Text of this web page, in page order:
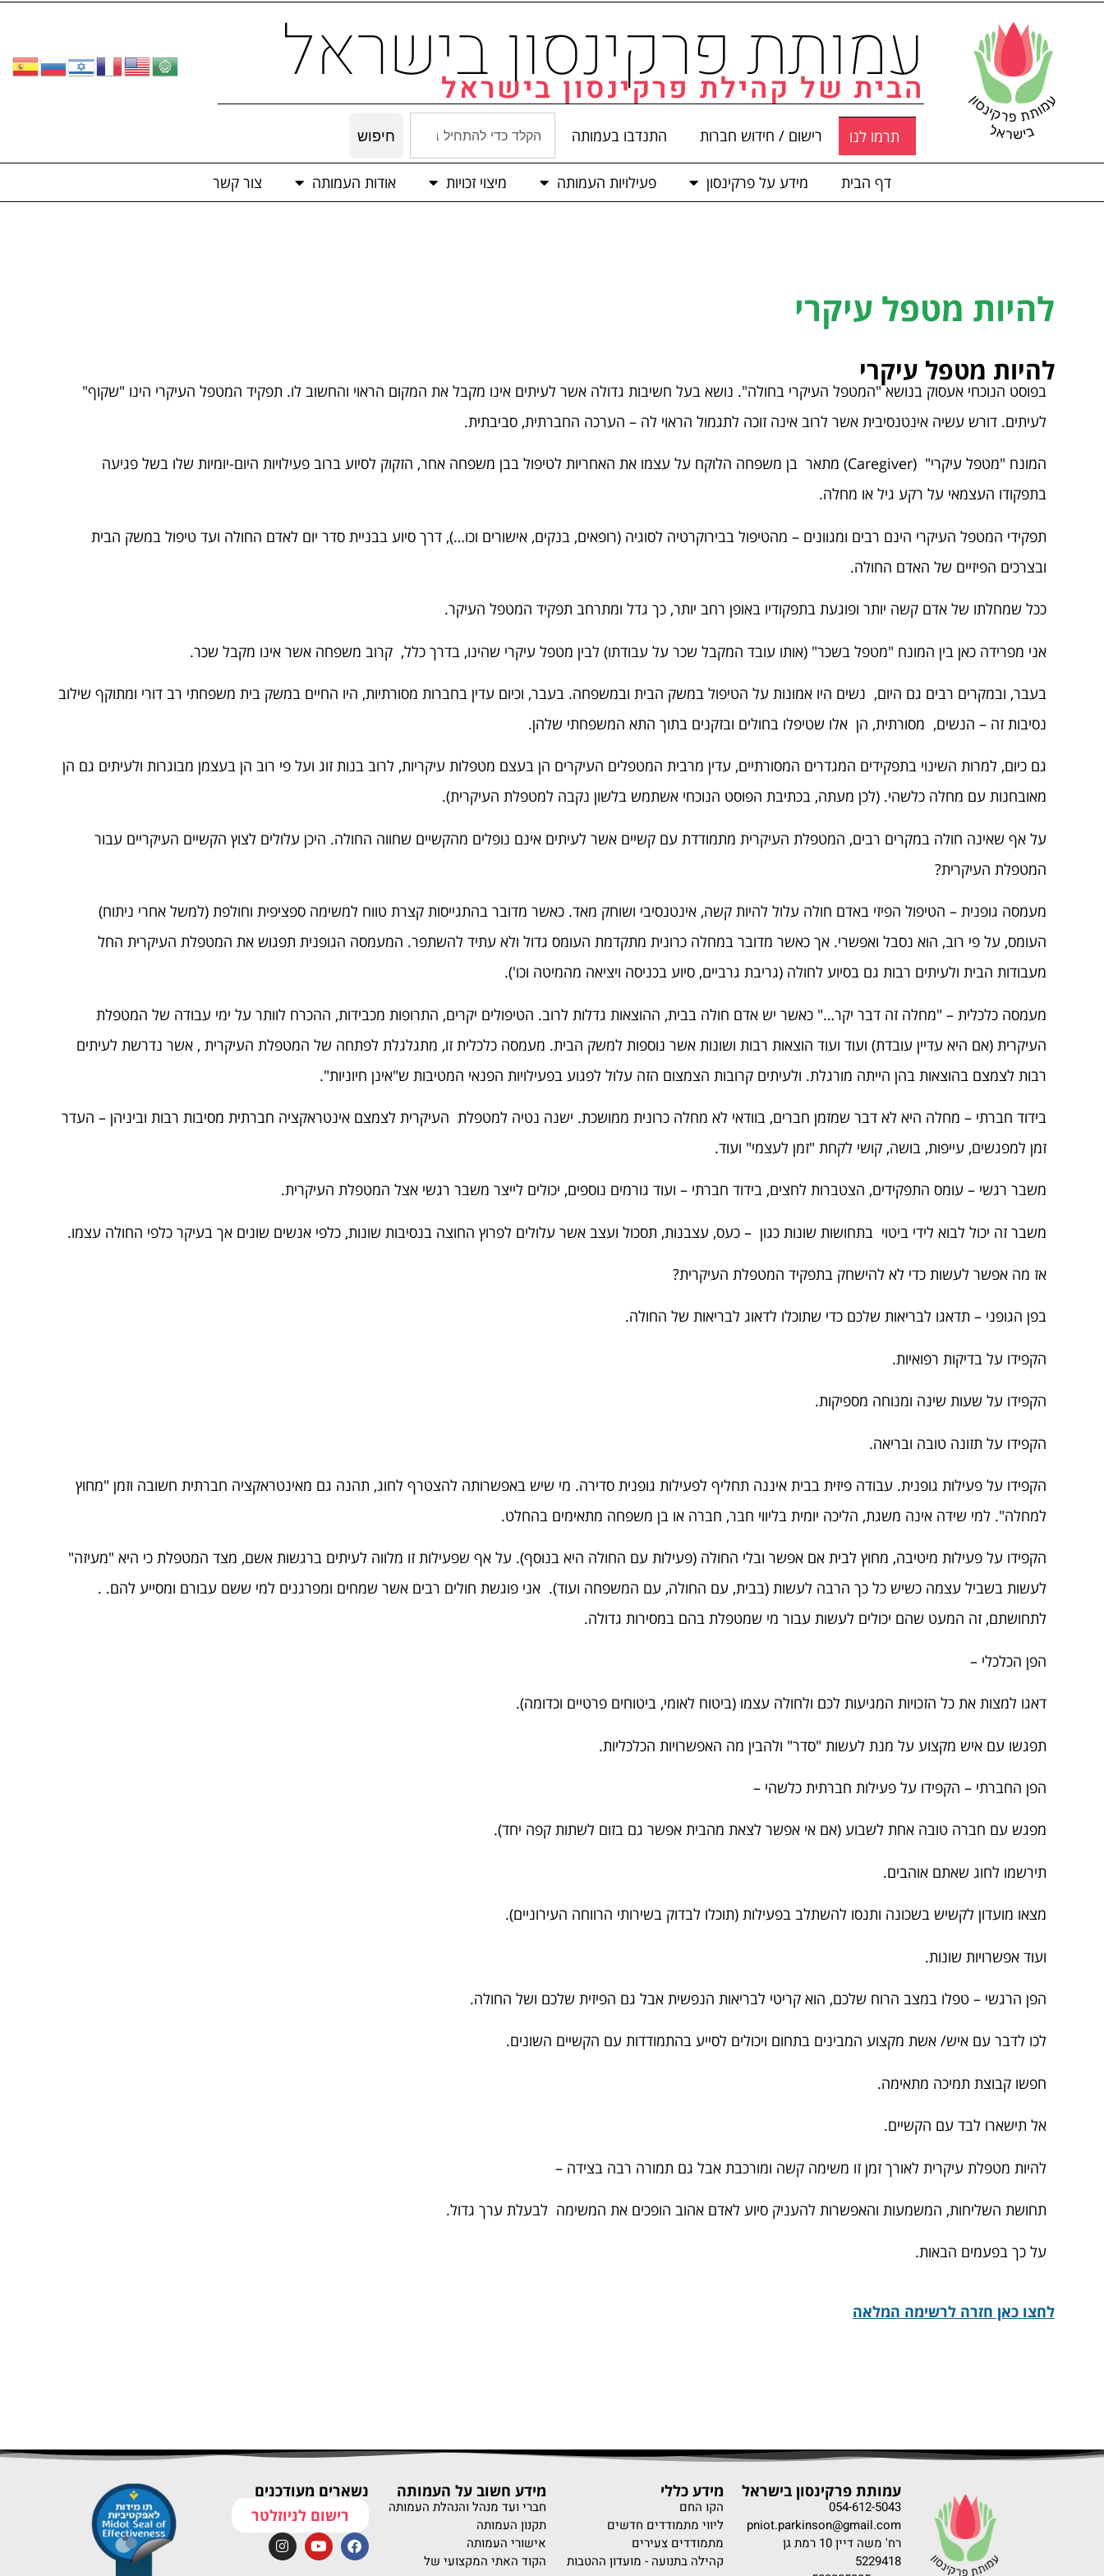
עמותת פרקינסון בישראל
הבית של קהילת פרקינסון בישראל
תרמו לנו רישום / חידוש חברות התנדבו בעמותה חיפוש
דף הבית מידע על פרקינסון פעילויות העמותה מיצוי זכויות אודות העמותה צור קשר
להיות מטפל עיקרי
להיות מטפל עיקרי
בפוסט הנוכחי אעסוק בנושא "המטפל העיקרי בחולה". נושא בעל חשיבות גדולה אשר לעיתים אינו מקבל את המקום הראוי והחשוב לו. תפקיד המטפל העיקרי הינו "שקוף"
לעיתים. דורש עשיה אינטנסיבית אשר לרוב אינה זוכה לתגמול הראוי לה – הערכה החברתית, סביבתית.
המונח "מטפל עיקרי" (Caregiver) מתאר בן משפחה הלוקח על עצמו את האחריות לטיפול בבן משפחה אחר, הזקוק לסיוע ברוב פעילויות היום-יומיות שלו בשל פגיעה
בתפקודו העצמאי על רקע גיל או מחלה.
תפקידי המטפל העיקרי הינם רבים ומגוונים – מהטיפול בבירוקרטיה לסוגיה (רופאים, בנקים, אישורים וכו…), דרך סיוע בבניית סדר יום לאדם החולה ועד טיפול במשק הבית
ובצרכים הפיזיים של האדם החולה.
ככל שמחלתו של אדם קשה יותר ופוגעת בתפקודיו באופן רחב יותר, כך גדל ומתרחב תפקיד המטפל העיקר.
אני מפרידה כאן בין המונח "מטפל בשכר" (אותו עובד המקבל שכר על עבודתו) לבין מטפל עיקרי שהינו, בדרך כלל, קרוב משפחה אשר אינו מקבל שכר.
בעבר, ובמקרים רבים גם היום, נשים היו אמונות על הטיפול במשק הבית ובמשפחה. בעבר, וכיום עדין בחברות מסורתיות, היו החיים במשק בית משפחתי רב דורי ומתוקף שילוב
נסיבות זה – הנשים, מסורתית, הן אלו שטיפלו בחולים ובזקנים בתוך התא המשפחתי שלהן.
גם כיום, למרות השינוי בתפקידים המגדרים המסורתיים, עדין מרבית המטפלים העיקרים הן בעצם מטפלות עיקריות, לרוב בנות זוג ועל פי רוב הן בעצמן מבוגרות ולעיתים גם הן
מאובחנות עם מחלה כלשהי. (לכן מעתה, בכתיבת הפוסט הנוכחי אשתמש בלשון נקבה למטפלת העיקרית).
על אף שאינה חולה במקרים רבים, המטפלת העיקרית מתמודדת עם קשיים אשר לעיתים אינם נופלים מהקשיים שחווה החולה. היכן עלולים לצוץ הקשיים העיקריים עבור
המטפלת העיקרית?
מעמסה גופנית – הטיפול הפיזי באדם חולה עלול להיות קשה, אינטנסיבי ושוחק מאד. כאשר מדובר בהתגייסות קצרת טווח למשימה ספציפית וחולפת (למשל אחרי ניתוח)
העומס, על פי רוב, הוא נסבל ואפשרי. אך כאשר מדובר במחלה כרונית מתקדמת העומס גדול ולא עתיד להשתפר. המעמסה הגופנית תפגוש את המטפלת העיקרית החל
מעבודות הבית ולעיתים רבות גם בסיוע לחולה (גריבת גרביים, סיוע בכניסה ויציאה מהמיטה וכו').
מעמסה כלכלית – "מחלה זה דבר יקר…" כאשר יש אדם חולה בבית, ההוצאות גדלות לרוב. הטיפולים יקרים, התרופות מכבידות, ההכרח לוותר על ימי עבודה של המטפלת
העיקרית (אם היא עדיין עובדת) ועוד ועוד הוצאות רבות ושונות אשר נוספות למשק הבית. מעמסה כלכלית זו, מתגלגלת לפתחה של המטפלת העיקרית , אשר נדרשת לעיתים
רבות לצמצם בהוצאות בהן הייתה מורגלת. ולעיתים קרובות הצמצום הזה עלול לפגוע בפעילויות הפנאי המטיבות ש"אינן חיוניות".
בידוד חברתי – מחלה היא לא דבר שמזמן חברים, בוודאי לא מחלה כרונית ממושכת. ישנה נטיה למטפלת העיקרית לצמצם אינטראקציה חברתית מסיבות רבות וביניהן – העדר
זמן למפגשים, עייפות, בושה, קושי לקחת "זמן לעצמי" ועוד.
משבר רגשי – עומס התפקידים, הצטברות לחצים, בידוד חברתי – ועוד גורמים נוספים, יכולים לייצר משבר רגשי אצל המטפלת העיקרית.
משבר זה יכול לבוא לידי ביטוי בתחושות שונות כגון – כעס, עצבנות, תסכול ועצב אשר עלולים לפרוץ החוצה בנסיבות שונות, כלפי אנשים שונים אך בעיקר כלפי החולה עצמו.
אז מה אפשר לעשות כדי לא להישחק בתפקיד המטפלת העיקרית?
בפן הגופני – תדאגו לבריאות שלכם כדי שתוכלו לדאוג לבריאות של החולה.
הקפידו על בדיקות רפואיות.
הקפידו על שעות שינה ומנוחה מספיקות.
הקפידו על תזונה טובה ובריאה.
הקפידו על פעילות גופנית. עבודה פיזית בבית איננה תחליף לפעילות גופנית סדירה. מי שיש באפשרותה להצטרף לחוג, תהנה גם מאינטראקציה חברתית חשובה וזמן "מחוץ
למחלה". למי שידה אינה משגת, הליכה יומית בליווי חבר, חברה או בן משפחה מתאימים בהחלט.
הקפידו על פעילות מיטיבה, מחוץ לבית אם אפשר ובלי החולה (פעילות עם החולה היא בנוסף). על אף שפעילות זו מלווה לעיתים ברגשות אשם, מצד המטפלת כי היא "מעיזה"
לעשות בשביל עצמה כשיש כל כך הרבה לעשות (בבית, עם החולה, עם המשפחה ועוד). אני פוגשת חולים רבים אשר שמחים ומפרגנים למי ששם עבורם ומסייע להם. .
לתחושתם, זה המעט שהם יכולים לעשות עבור מי שמטפלת בהם במסירות גדולה.
הפן הכלכלי –
דאגו למצות את כל הזכויות המגיעות לכם ולחולה עצמו (ביטוח לאומי, ביטוחים פרטיים וכדומה).
תפגשו עם איש מקצוע על מנת לעשות "סדר" ולהבין מה האפשרויות הכלכליות.
הפן החברתי – הקפידו על פעילות חברתית כלשהי –
מפגש עם חברה טובה אחת לשבוע (אם אי אפשר לצאת מהבית אפשר גם בזום לשתות קפה יחד).
תירשמו לחוג שאתם אוהבים.
מצאו מועדון לקשיש בשכונה ותנסו להשתלב בפעילות (תוכלו לבדוק בשירותי הרווחה העירוניים).
ועוד אפשרויות שונות.
הפן הרגשי – טפלו במצב הרוח שלכם, הוא קריטי לבריאות הנפשית אבל גם הפיזית שלכם ושל החולה.
לכו לדבר עם איש/ אשת מקצוע המבינים בתחום ויכולים לסייע בהתמודדות עם הקשיים השונים.
חפשו קבוצת תמיכה מתאימה.
אל תישארו לבד עם הקשיים.
להיות מטפלת עיקרית לאורך זמן זו משימה קשה ומורכבת אבל גם תמורה רבה בצידה –
תחושת השליחות, המשמעות והאפשרות להעניק סיוע לאדם אהוב הופכים את המשימה לבעלת ערך גדול.
על כך בפעמים הבאות.
לחצו כאן חזרה לרשימה המלאה
עמותת פרקינסון בישראל
054-612-5043
pniot.parkinson@gmail.com
רח' משה דיין 10 רמת גן
5229418
מידע כללי
הקו החם
ליווי מתמודדים חדשים
מתמודדים צעירים
קהילה בתנועה - מועדון ההטבות
מידע חשוב על העמותה
חברי ועד מנהל והנהלת העמותה
תקנון העמותה
אישורי העמותה
הקוד האתי המקצועי של
נשארים מעודכנים
רישום לניוזלטר